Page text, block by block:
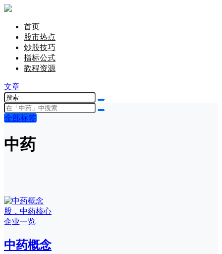
首页
股市热点
炒股技巧
指标公式
教程资源
文章
全部标签
中药
中药概念